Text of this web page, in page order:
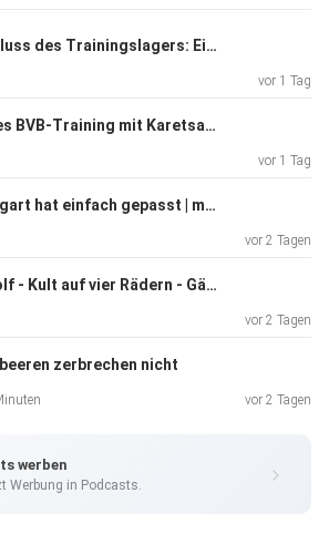
Podcast auch kostenlos hosten und
hosten.de und informiere
zu unseren kostenlosen
kostenlos-hosten.de ist ein
Zum Abschluss des Trainingslagers: Eine Torgala, ein Versprechen und ein Willkommenstanz
vor 1 Tag
Öffentliches BVB-Training mit Karetsas-Premiere | BVB-Sportdirektor Ole Book gibt Interview nach dem Training
vor 1 Tag
#155 Stuttgart hat einfach gepasst | mit Luca Trslic
vor 2 Tagen
Der WM-Golf - Kult auf vier Rädern - Gäste: Steffen Kurtz/Fabian Bergmann (Fans)
vor 2 Tagen
zerbrechen nicht
vor 2 Tagen
werben
Werbung in Podcasts.